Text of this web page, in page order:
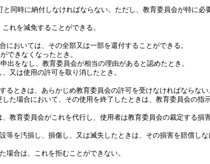
同時に納付しなければならない。 ただし、教育委員会が特に必
れを減免することができる。
においては、その全部又は一部を還付することができる。
できなくなったとき。
出をなし、教育委員会が相当の理由があると認めたとき。
又は使用の許可を取り消したとき。
ときは、あらかじめ教育委員会の許可を受けなければならない
た場合において、その使用を終了したときは、教育委員会の指
教育委員会がこれを代行し、使用者は教育委員会の裁定する損
等を汚損し、損傷し、又は滅失したときは、その損害を賠償しな
場合は、これを拒むことができない。